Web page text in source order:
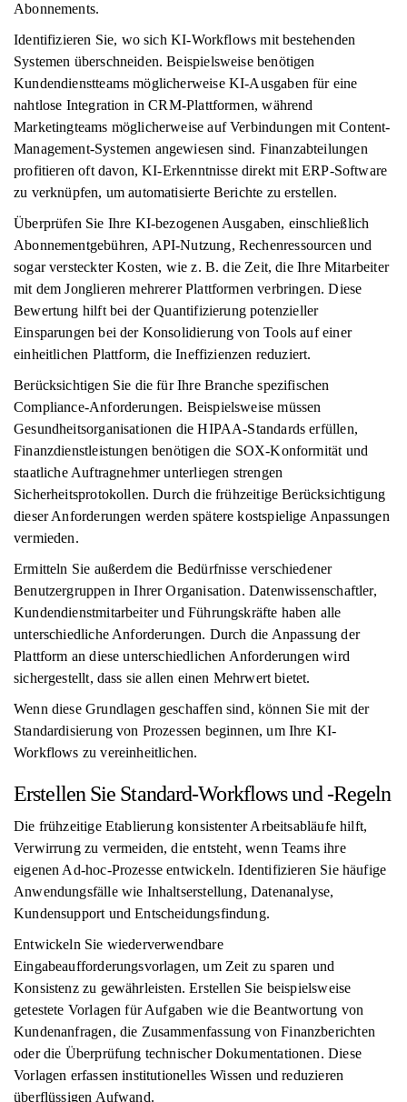
Abonnements.
Identifizieren Sie, wo sich KI-Workflows mit bestehenden
Systemen überschneiden. Beispielsweise benötigen
Kundendienstteams möglicherweise KI-Ausgaben für eine
nahtlose Integration in CRM-Plattformen, während
Marketingteams möglicherweise auf Verbindungen mit Content-
Management-Systemen angewiesen sind. Finanzabteilungen
profitieren oft davon, KI-Erkenntnisse direkt mit ERP-Software
zu verknüpfen, um automatisierte Berichte zu erstellen.
Überprüfen Sie Ihre KI-bezogenen Ausgaben, einschließlich
Abonnementgebühren, API-Nutzung, Rechenressourcen und
sogar versteckter Kosten, wie z. B. die Zeit, die Ihre Mitarbeiter
mit dem Jonglieren mehrerer Plattformen verbringen. Diese
Bewertung hilft bei der Quantifizierung potenzieller
Einsparungen bei der Konsolidierung von Tools auf einer
einheitlichen Plattform, die Ineffizienzen reduziert.
Berücksichtigen Sie die für Ihre Branche spezifischen
Compliance-Anforderungen. Beispielsweise müssen
Gesundheitsorganisationen die HIPAA-Standards erfüllen,
Finanzdienstleistungen benötigen die SOX-Konformität und
staatliche Auftragnehmer unterliegen strengen
Sicherheitsprotokollen. Durch die frühzeitige Berücksichtigung
dieser Anforderungen werden spätere kostspielige Anpassungen
vermieden.
Ermitteln Sie außerdem die Bedürfnisse verschiedener
Benutzergruppen in Ihrer Organisation. Datenwissenschaftler,
Kundendienstmitarbeiter und Führungskräfte haben alle
unterschiedliche Anforderungen. Durch die Anpassung der
Plattform an diese unterschiedlichen Anforderungen wird
sichergestellt, dass sie allen einen Mehrwert bietet.
Wenn diese Grundlagen geschaffen sind, können Sie mit der
Standardisierung von Prozessen beginnen, um Ihre KI-
Workflows zu vereinheitlichen.
Erstellen Sie Standard-Workflows und -Regeln
Die frühzeitige Etablierung konsistenter Arbeitsabläufe hilft,
Verwirrung zu vermeiden, die entsteht, wenn Teams ihre
eigenen Ad-hoc-Prozesse entwickeln. Identifizieren Sie häufige
Anwendungsfälle wie Inhaltserstellung, Datenanalyse,
Kundensupport und Entscheidungsfindung.
Entwickeln Sie wiederverwendbare
Eingabeaufforderungsvorlagen, um Zeit zu sparen und
Konsistenz zu gewährleisten. Erstellen Sie beispielsweise
getestete Vorlagen für Aufgaben wie die Beantwortung von
Kundenanfragen, die Zusammenfassung von Finanzberichten
oder die Überprüfung technischer Dokumentationen. Diese
Vorlagen erfassen institutionelles Wissen und reduzieren
überflüssigen Aufwand.